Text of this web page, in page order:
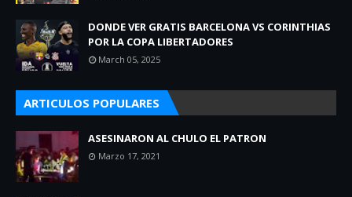
DONDE VER GRATIS BARCELONA VS CORINTHIAS
POR LA COPA LIBERTADORES
March 05, 2025
ARTICULOS POPULARES
ASESINARON AL CHULO EL PATRON
Marzo 17, 2021